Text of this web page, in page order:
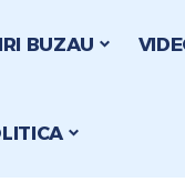
BUZAU